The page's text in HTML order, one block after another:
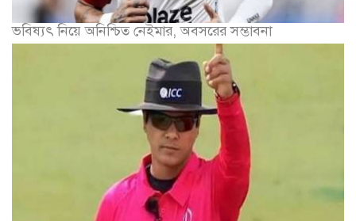
ভবিষ্যৎ নিয়ে অনিশ্চিত নেইমার, অবসরের সম্ভাবনা